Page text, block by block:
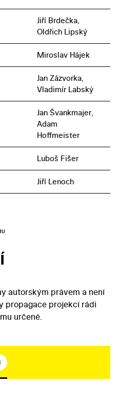
Jiří Brdečka,
Oldřich Lipský
Miroslav Hájek
Jan Zázvorka,
Vladimír Labský
Jan Švankmajer,
Adam
Hoffmeister
Luboš Fišer
Jiří Lenoch
autorským právem a není
propagace projekcí rádi
určené.